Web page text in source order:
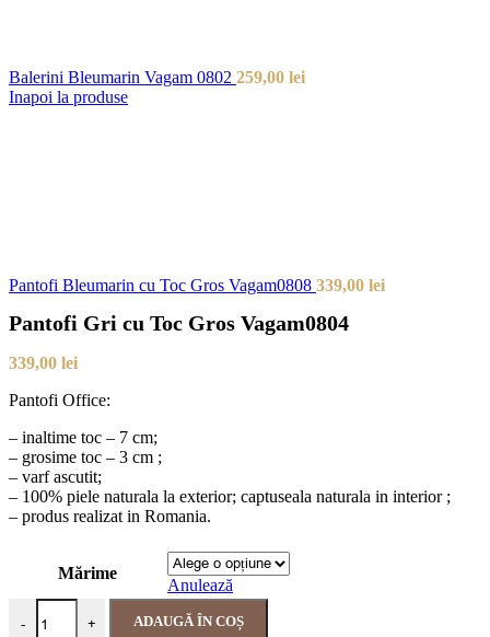
Balerini Bleumarin Vagam 0802 259,00 lei
Inapoi la produse
Pantofi Bleumarin cu Toc Gros Vagam0808 339,00 lei
Pantofi Gri cu Toc Gros Vagam0804
339,00 lei
Pantofi Office:
– inaltime toc – 7 cm;
– grosime toc – 3 cm ;
– varf ascutit;
– 100% piele naturala la exterior; captuseala naturala in interior ;
– produs realizat in Romania.
Mărime
Anulează
- + ADAUGĂ ÎN COȘ